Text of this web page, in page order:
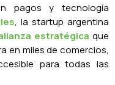
pagos y tecnología
, la startup argentina
estratégica que
en miles de comercios,
para todas las